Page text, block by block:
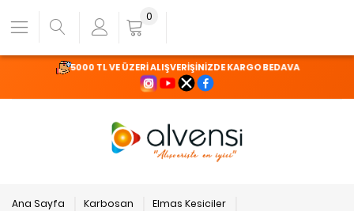
5000 TL VE ÜZERİ ALIŞVERİŞİNİZDE KARGO BEDAVA
0
Ana Sayfa Karbosan
Elmas Kesiciler